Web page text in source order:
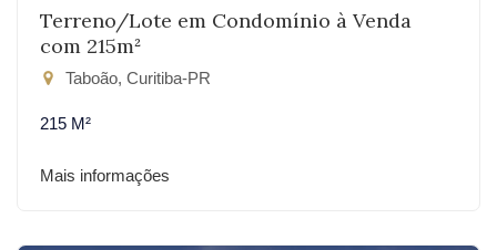
Terreno/Lote em Condomínio à Venda
com 215m²
Taboão, Curitiba-PR
215 M²
Mais informações